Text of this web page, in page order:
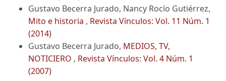
Gustavo Becerra Jurado, Nancy Rocío Gutiérrez,
Mito e historia , Revista Vínculos: Vol. 11 Núm. 1
(2014)
Gustavo Becerra Jurado, MEDIOS, TV,
NOTICIERO , Revista Vínculos: Vol. 4 Núm. 1
(2007)